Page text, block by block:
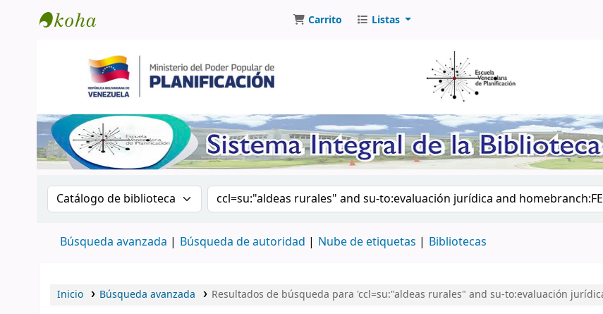
Carrito Listas
Buscar en el catálogo por:Buscar en el catálogo por palabra clave
Búsqueda avanzada Búsqueda de autoridad Nube de etiquetas Bibliotecas
Inicio Búsqueda avanzada Resultados de búsqueda para 'ccl=su:"aldeas rurales" and su-to:evaluación